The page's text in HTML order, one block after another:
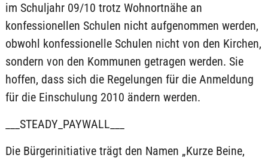
im Schuljahr 09/10 trotz Wohnortnähe an
konfessionellen Schulen nicht aufgenommen werden,
obwohl konfessionelle Schulen nicht von den Kirchen,
sondern von den Kommunen getragen werden. Sie
hoffen, dass sich die Regelungen für die Anmeldung
für die Einschulung 2010 ändern werden.
___STEADY_PAYWALL___
Die Bürgerinitiative trägt den Namen „Kurze Beine,